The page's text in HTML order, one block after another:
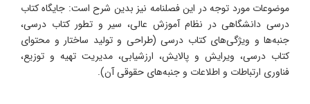
موضوعات مورد توجه در این فصلنامه نیز بدین شرح است: جایگاه کتاب
درسی دانشگاهی در نظام آموزش عالی، سیر و تطور کتاب درسی،
جنبه‌ها و ویژگی‌های کتاب درسی (طراحی و تولید ساختار و محتوای
کتاب درسی، ویرایش و پالایش، ارزشیابی، مدیریت تهیه و توزیع،
فناوری ارتباطات و اطلاعات و جنبه‌های حقوقی آن).